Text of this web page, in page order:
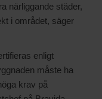
närliggande städer,
i området, säger
enligt
måste ha
krav på